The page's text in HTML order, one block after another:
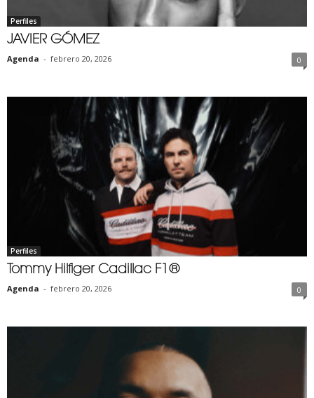
Perfiles
JAVIER GÓMEZ
Agenda - febrero 20, 2026 0
Perfiles
Tommy Hilfiger Cadillac F1®
Agenda - febrero 20, 2026 0